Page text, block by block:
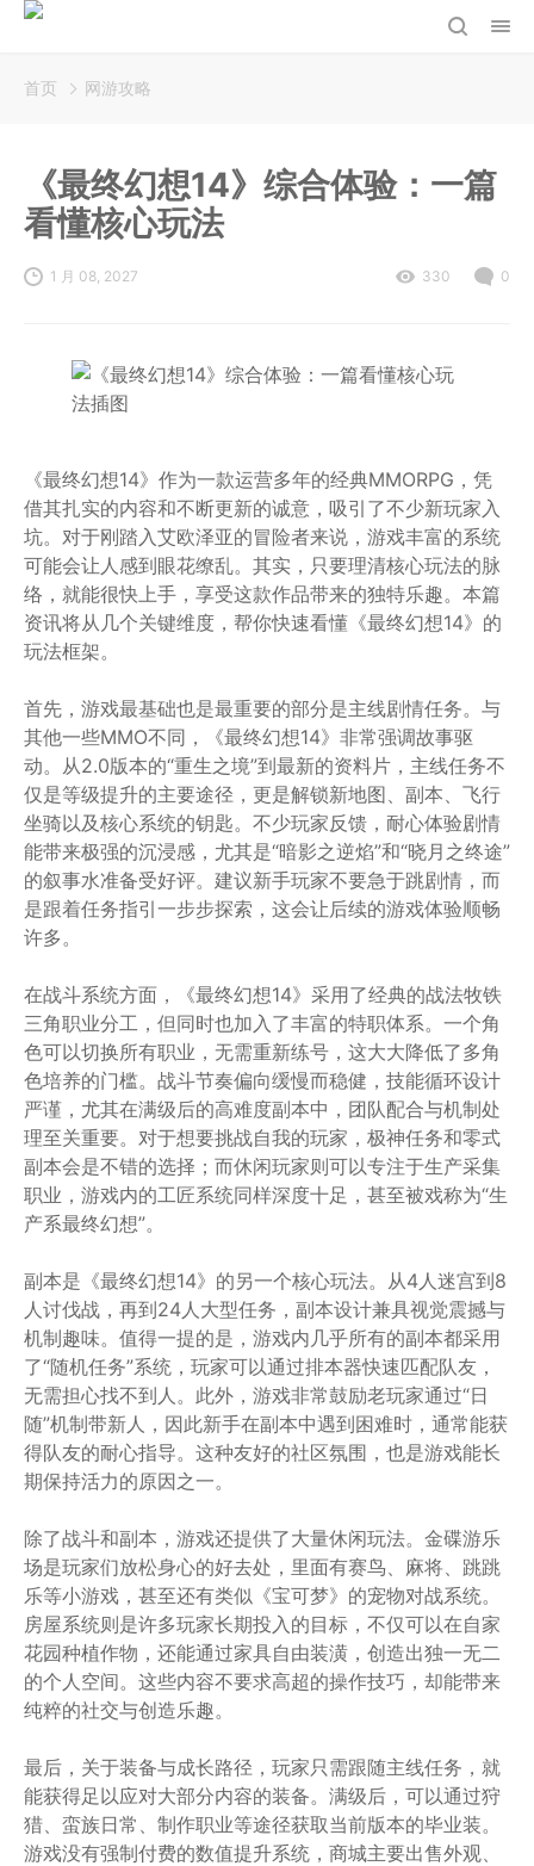
首页 网游攻略
《最终幻想14》综合体验：一篇
看懂核心玩法
1 月 08, 2027 330 0
《最终幻想14》作为一款运营多年的经典MMORPG，凭
借其扎实的内容和不断更新的诚意，吸引了不少新玩家入
坑。对于刚踏入艾欧泽亚的冒险者来说，游戏丰富的系统
可能会让人感到眼花缭乱。其实，只要理清核心玩法的脉
络，就能很快上手，享受这款作品带来的独特乐趣。本篇
资讯将从几个关键维度，帮你快速看懂《最终幻想14》的
玩法框架。
首先，游戏最基础也是最重要的部分是主线剧情任务。与
其他一些MMO不同，《最终幻想14》非常强调故事驱
动。从2.0版本的“重生之境”到最新的资料片，主线任务不
仅是等级提升的主要途径，更是解锁新地图、副本、飞行
坐骑以及核心系统的钥匙。不少玩家反馈，耐心体验剧情
能带来极强的沉浸感，尤其是“暗影之逆焰”和“晓月之终途”
的叙事水准备受好评。建议新手玩家不要急于跳剧情，而
是跟着任务指引一步步探索，这会让后续的游戏体验顺畅
许多。
在战斗系统方面，《最终幻想14》采用了经典的战法牧铁
三角职业分工，但同时也加入了丰富的特职体系。一个角
色可以切换所有职业，无需重新练号，这大大降低了多角
色培养的门槛。战斗节奏偏向缓慢而稳健，技能循环设计
严谨，尤其在满级后的高难度副本中，团队配合与机制处
理至关重要。对于想要挑战自我的玩家，极神任务和零式
副本会是不错的选择；而休闲玩家则可以专注于生产采集
职业，游戏内的工匠系统同样深度十足，甚至被戏称为“生
产系最终幻想”。
副本是《最终幻想14》的另一个核心玩法。从4人迷宫到8
人讨伐战，再到24人大型任务，副本设计兼具视觉震撼与
机制趣味。值得一提的是，游戏内几乎所有的副本都采用
了“随机任务”系统，玩家可以通过排本器快速匹配队友，
无需担心找不到人。此外，游戏非常鼓励老玩家通过“日
随”机制带新人，因此新手在副本中遇到困难时，通常能获
得队友的耐心指导。这种友好的社区氛围，也是游戏能长
期保持活力的原因之一。
除了战斗和副本，游戏还提供了大量休闲玩法。金碟游乐
场是玩家们放松身心的好去处，里面有赛鸟、麻将、跳跳
乐等小游戏，甚至还有类似《宝可梦》的宠物对战系统。
房屋系统则是许多玩家长期投入的目标，不仅可以在自家
花园种植作物，还能通过家具自由装潢，创造出独一无二
的个人空间。这些内容不要求高超的操作技巧，却能带来
纯粹的社交与创造乐趣。
最后，关于装备与成长路径，玩家只需跟随主线任务，就
能获得足以应对大部分内容的装备。满级后，可以通过狩
猎、蛮族日常、制作职业等途径获取当前版本的毕业装。
游戏没有强制付费的数值提升系统，商城主要出售外观、